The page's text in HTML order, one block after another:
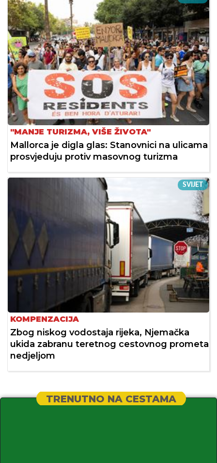
"MANJE TURIZMA, VIŠE ŽIVOTA"
Mallorca je digla glas: Stanovnici na ulicama
prosvjeduju protiv masovnog turizma
SVIJET
KOMPENZACIJA
Zbog niskog vodostaja rijeka, Njemačka
ukida zabranu teretnog cestovnog prometa
nedjeljom
TRENUTNO NA CESTAMA